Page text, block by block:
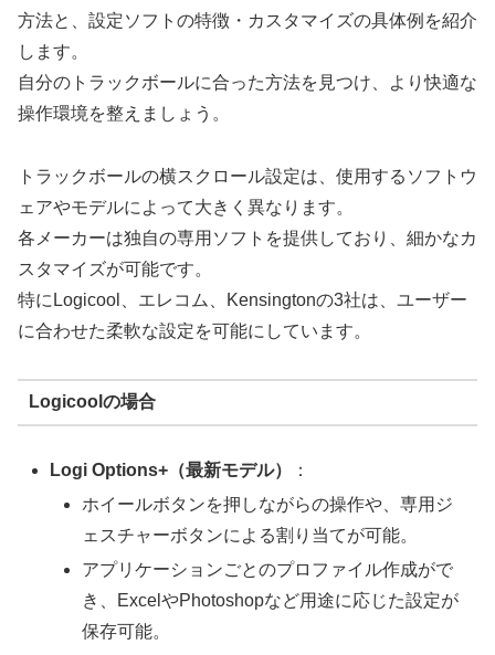
方法と、設定ソフトの特徴・カスタマイズの具体例を紹介
します。
自分のトラックボールに合った方法を見つけ、より快適な
操作環境を整えましょう。
トラックボールの横スクロール設定は、使用するソフトウ
ェアやモデルによって大きく異なります。
各メーカーは独自の専用ソフトを提供しており、細かなカ
スタマイズが可能です。
特にLogicool、エレコム、Kensingtonの3社は、ユーザー
に合わせた柔軟な設定を可能にしています。
Logicoolの場合
Logi Options+（最新モデル）
：
ホイールボタンを押しながらの操作や、専用ジ
ェスチャーボタンによる割り当てが可能。
アプリケーションごとのプロファイル作成がで
き、ExcelやPhotoshopなど用途に応じた設定が
保存可能。